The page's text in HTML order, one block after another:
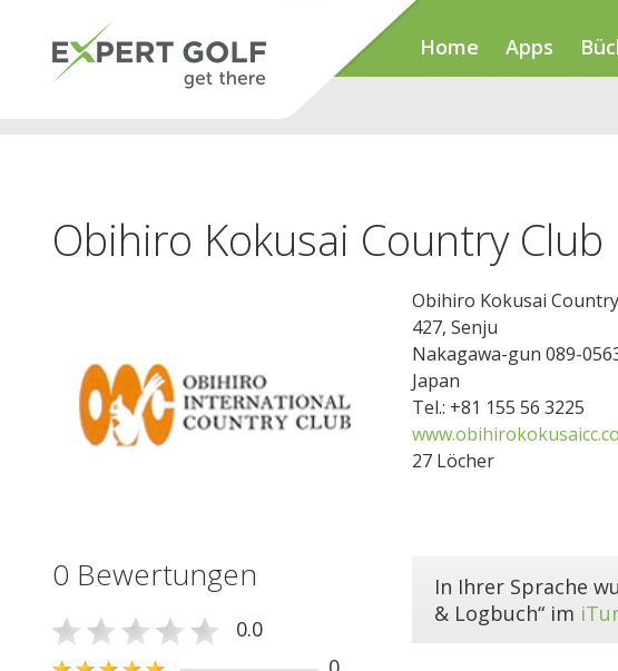
Home Apps
Obihiro Kokusai Country Club
Obihiro Kokusai
427, Senju
Nakagawa-gun 089-
Japan
Tel.: +81 155 56 3225
27 Löcher
0 Bewertungen
0.0
In Ihrer Sprache
& Logbuch“ im